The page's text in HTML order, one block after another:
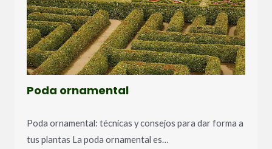
Poda ornamental
Poda ornamental: técnicas y consejos para dar forma a
tus plantas La poda ornamental es…